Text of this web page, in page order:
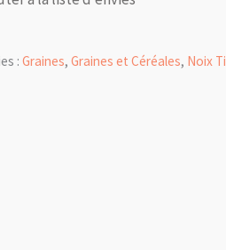
:Graines,Graines et Céréales, Noix